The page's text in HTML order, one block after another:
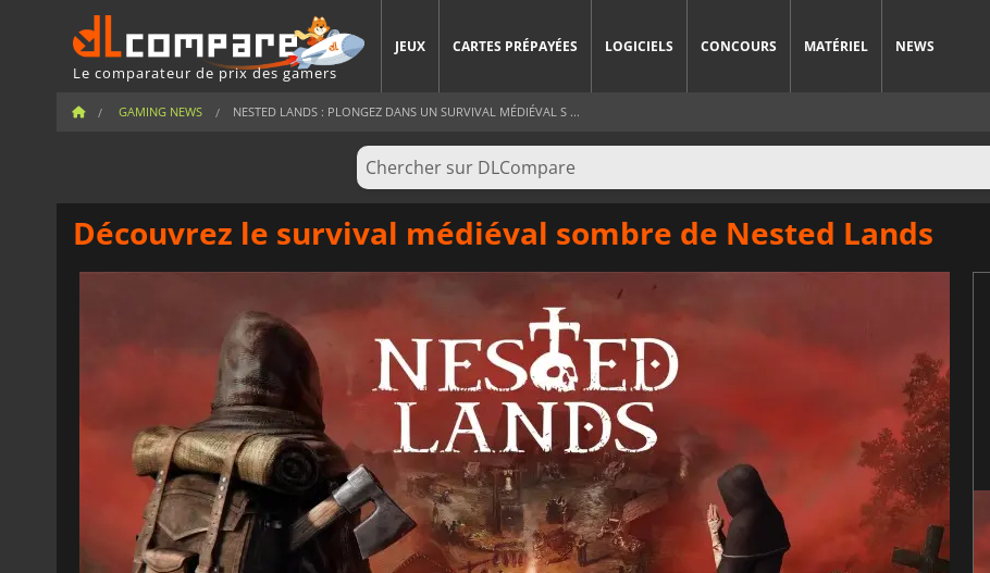
Le comparateur de prix des gamers
JEUX CARTES PRÉPAYÉES LOGICIELS CONCOURS MATÉRIEL NEWS
GAMING NEWS NESTED LANDS : PLONGEZ DANS UN SURVIVAL MÉDIÉVAL S ...
Découvrez le survival médiéval sombre de Nested Lands